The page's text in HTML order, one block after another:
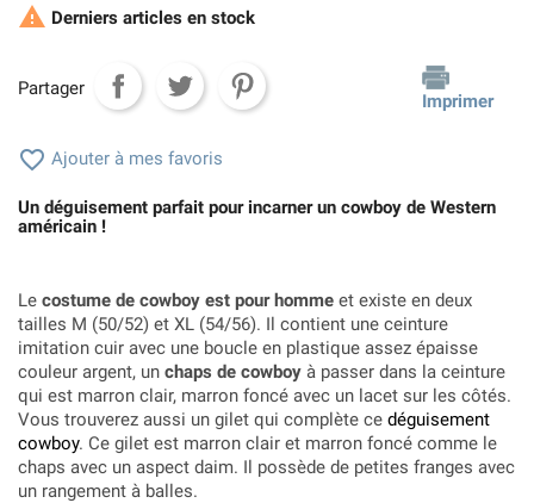
 Derniers articles en stock
Partager
Imprimer
 Ajouter à mes favoris
Un déguisement parfait pour incarner un cowboy de Western
américain !
Le costume de cowboy est pour homme et existe en deux
tailles M (50/52) et XL (54/56). Il contient une ceinture
imitation cuir avec une boucle en plastique assez épaisse
couleur argent, un chaps de cowboy à passer dans la ceinture
qui est marron clair, marron foncé avec un lacet sur les côtés.
Vous trouverez aussi un gilet qui complète ce déguisement
cowboy. Ce gilet est marron clair et marron foncé comme le
chaps avec un aspect daim. Il possède de petites franges avec
un rangement à balles.